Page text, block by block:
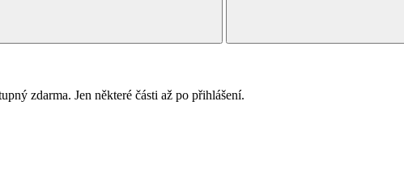
zdarma. Jen některé části až po přihlášení.